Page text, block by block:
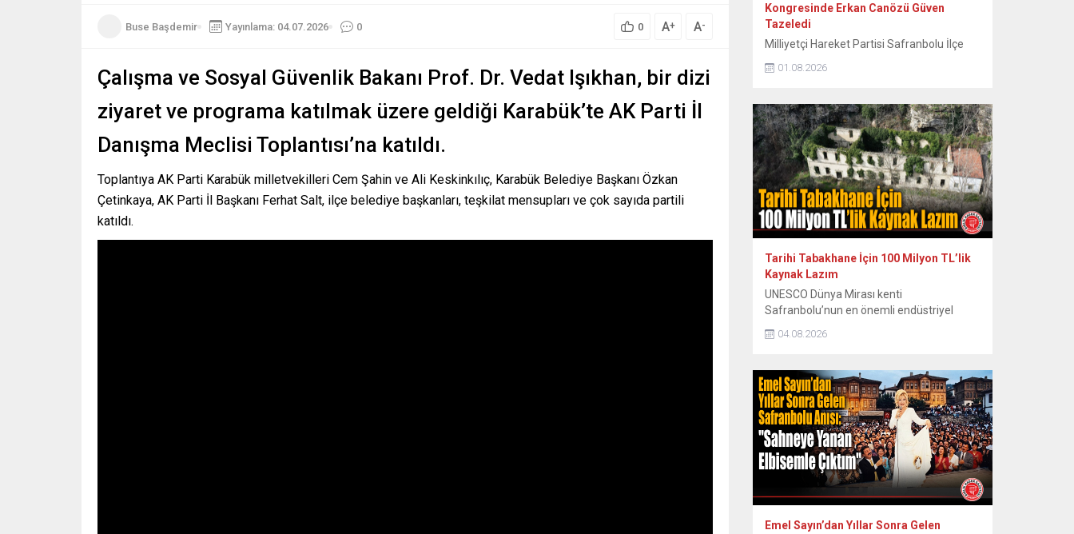
Buse Başdemir Yayınlama: 04.07.2026 0 0 A+ A-
Çalışma ve Sosyal Güvenlik Bakanı Prof. Dr. Vedat Işıkhan, bir dizi
ziyaret ve programa katılmak üzere geldiği Karabük’te AK Parti İl
Danışma Meclisi Toplantısı’na katıldı.
Toplantıya AK Parti Karabük milletvekilleri Cem Şahin ve Ali Keskinkılıç, Karabük Belediye Başkanı Özkan
Çetinkaya, AK Parti İl Başkanı Ferhat Salt, ilçe belediye başkanları, teşkilat mensupları ve çok sayıda partili
katıldı.
Kongresinde Erkan Canözü Güven
Tazeledi
Milliyetçi Hareket Partisi Safranbolu İlçe
aday olarak seçime giren mevcut başkan
yeniden başkan seçildi. MHP Safranbolu
İlçe Teşkilatının 15. Olağan Kongresi, Sunal
Tülbentçi Öğretmenevi’nde yoğun bir
katılımla gerçekleştirildi. Kongreye tek liste
ile giren mevcut İlçe Başkanı Erkan
Canözü, delegelerin güvenini...
01.08.2026
Tarihi Tabakhane İçin 100 Milyon TL’lik
Kaynak Lazım
UNESCO Dünya Mirası kenti
Safranbolu’nun en önemli endüstriyel
miraslarından biri olan tarihi Eski
Tabakhane Binası’nın rölöve, restitüsyon
Kurulu tarafından onaylandı. Yapının ayağa
kaldırılması için onaylı proje hazır
tutulurken, 80 ila 100 milyon TL’yi bulan
restorasyon maliyeti için kaynak arayışları
hız kazandı. Safranbolu Belediyesi Kültürel
Miras...
04.08.2026
Emel Sayın’dan Yıllar Sonra Gelen